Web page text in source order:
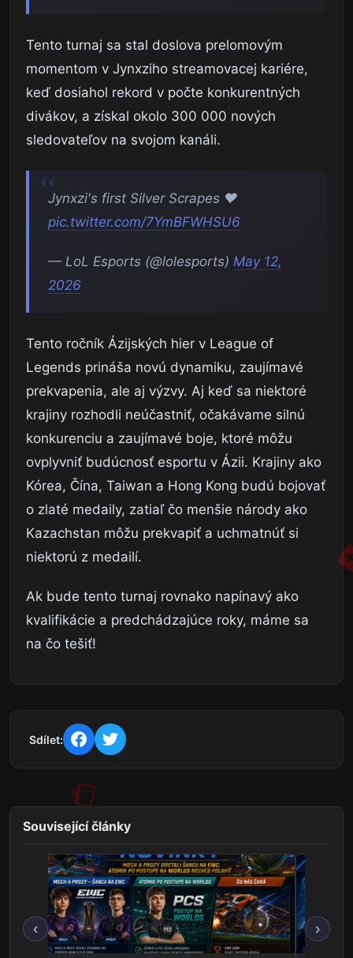
Tento turnaj sa stal doslova prelomovým
momentom v Jynxziho streamovacej kariére,
keď dosiahol rekord v počte konkurentných
divákov, a získal okolo 300 000 nových
sledovateľov na svojom kanáli.
Jynxzi's first Silver Scrapes ❤️
pic.twitter.com/7YmBFWHSU6
— LoL Esports (@lolesports) May 12,
2026
Tento ročník Ázijských hier v League of
Legends prináša novú dynamiku, zaujímavé
prekvapenia, ale aj výzvy. Aj keď sa niektoré
krajiny rozhodli neúčastniť, očakávame silnú
konkurenciu a zaujímavé boje, ktoré môžu
ovplyvniť budúcnosť esportu v Ázii. Krajiny ako
Kórea, Čína, Taiwan a Hong Kong budú bojovať
o zlaté medaily, zatiaľ čo menšie národy ako
Kazachstan môžu prekvapiť a uchmatnúť si
niektorú z medailí.
Ak bude tento turnaj rovnako napínavý ako
kvalifikácie a predchádzajúce roky, máme sa
na čo tešiť!
Sdílet:
Související články
‹ ›